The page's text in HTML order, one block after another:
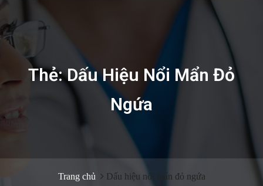
Thẻ:Dấu Hiệu Nổi Mẩn Đỏ
Ngứa
Trang chủ Dấu hiệu nổi mẩn đỏ ngứa